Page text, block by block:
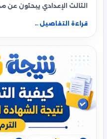
الثالث الإعدادي يبحثون
قراءة التفاصيل ←